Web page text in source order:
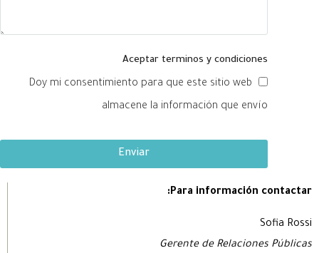
Aceptar terminos y condiciones
Doy mi consentimiento para que este sitio web
almacene la información que envío
Enviar
Para información contactar:
Sofia Rossi
Gerente de Relaciones Públicas